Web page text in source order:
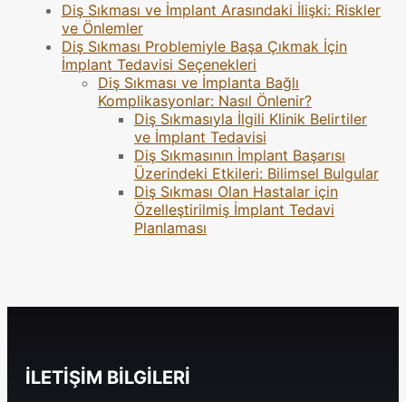
Diş Sıkması ve İmplant Arasındaki İlişki: Riskler
ve Önlemler
Diş Sıkması Problemiyle Başa Çıkmak İçin
İmplant Tedavisi Seçenekleri
Diş Sıkması ve İmplanta Bağlı
Komplikasyonlar: Nasıl Önlenir?
Diş Sıkmasıyla İlgili Klinik Belirtiler
ve İmplant Tedavisi
Diş Sıkmasının İmplant Başarısı
Üzerindeki Etkileri: Bilimsel Bulgular
Diş Sıkması Olan Hastalar için
Özelleştirilmiş İmplant Tedavi
Planlaması
İLETİŞİM BİLGİLERİ